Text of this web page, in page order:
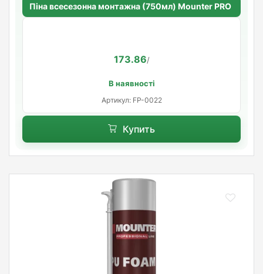
Піна всесезонна монтажна (750мл) Mounter PRO
173.86/
В наявності
Артикул: FP-0022
Купить